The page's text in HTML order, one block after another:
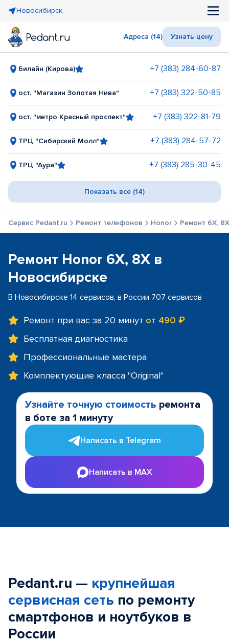
Новосибирск
Адреса (14) Узнать цену
Билайн (Кирова) +7 (383) 284-60-87
ост. "Магазин Золотая Нива" +7 (383) 322-50-85
ост. "метро Красный проспект" +7 (383) 322-81-79
ТРЦ "Сибирский Молл" +7 (383) 284-57-72
ТРЦ "Аура" +7 (383) 285-30-45
Показать все (14)
Сервис Pedant.ru Ремонт телефонов Honor Ремонт 6X, 8X
Ремонт Honor 6X, 8X в
Новосибирске
В Новосибирске 14 сервисов, в России 707 сервисов
Ремонт при вас за 20 минут от 490 ₽
Бесплатная диагностика
Профессиональные мастера
Комплектующие класса "Original"
Узнайте точную стоимость ремонта
в боте за 1 минуту
Написать в Telegram
Написать в MAX
Pedant.ru — крупнейшая
сервисная сеть по ремонту
смартфонов и ноутбуков в
России